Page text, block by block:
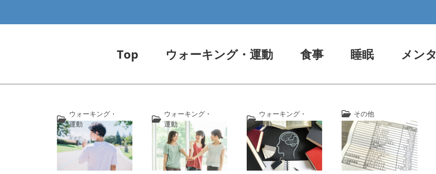
Top ウォーキング・運動 食事 睡眠 メン
投
稿
カ
テ
ウォーキング・
運動
投
稿
カ
テ
ウォーキング・
運動
投
稿
カ
テ
ウォーキング・
運動
投
カ
テ
ゴ
リ
その他